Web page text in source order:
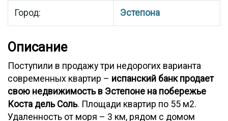
Город: Эстепона
Описание
Поступили в продажу три недорогих варианта
современных квартир – испанский банк продает
свою недвижимость в Эстепоне на побережье
Коста дель Соль. Площади квартир по 55 м2.
Удаленность от моря – 3 км, рядом с домом